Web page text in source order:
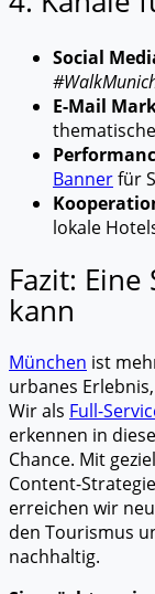
Social
E-Mail
Bannerfür
lokale
Fazit:
kann
München ist
urbanes
Wir als Full-
erkennen in
Chance. Mit
Content-
erreichen wir
den Tourismus
nachhaltig.